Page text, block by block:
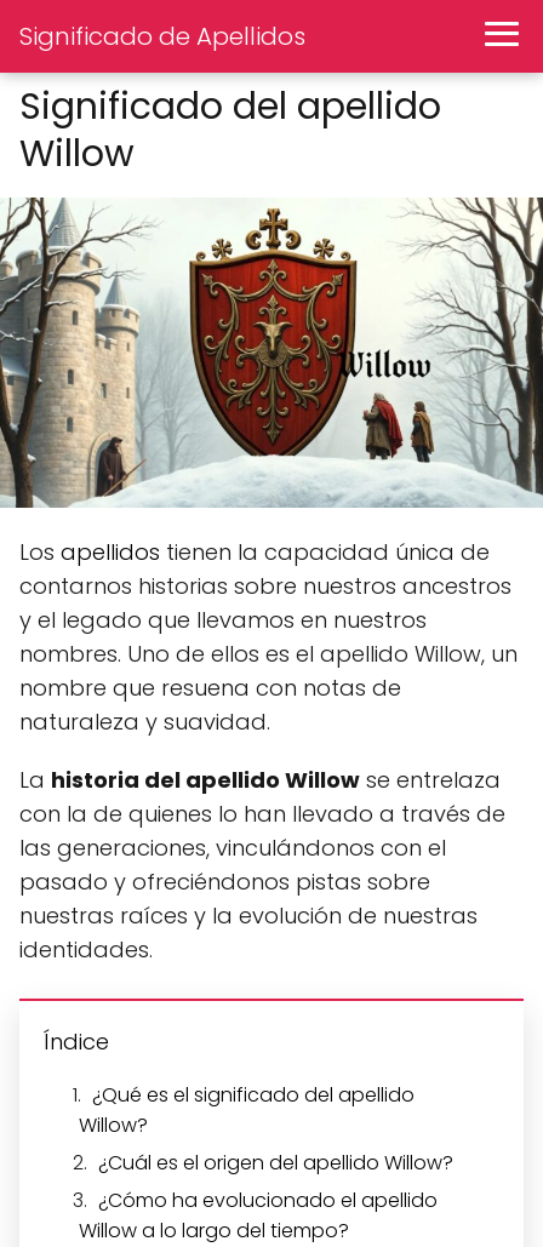
Significado de Apellidos
Significado del apellido
Willow
Los apellidos tienen la capacidad única de
contarnos historias sobre nuestros ancestros
y el legado que llevamos en nuestros
nombres. Uno de ellos es el apellido Willow, un
nombre que resuena con notas de
naturaleza y suavidad.
La historia del apellido Willow se entrelaza
con la de quienes lo han llevado a través de
las generaciones, vinculándonos con el
pasado y ofreciéndonos pistas sobre
nuestras raíces y la evolución de nuestras
identidades.
Índice
¿Qué es el significado del apellido
Willow?
¿Cuál es el origen del apellido Willow?
¿Cómo ha evolucionado el apellido
Willow a lo largo del tiempo?